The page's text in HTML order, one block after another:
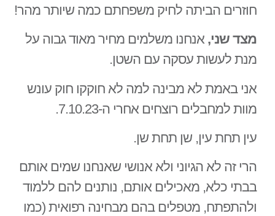
חוזרים הביתה לחיק משפחתם כמה שיותר מהר!
מצד שני,אנחנו משלמים מחיר מאוד גבוה על
מנת לעשות עסקה עם השטן.
אני באמת לא מבינה למה לא חוקקו חוק עונש
מוות למחבלים רוצחים אחרי ה-7.10.23.
עין תחת עין, שן תחת שן.
הרי זה לא הגיוני ולא אנושי שאנחנו שמים אותם
בבתי כלא, מאכילים אותם, נותנים להם ללמוד
ולהתפתח, מטפלים בהם מבחינה רפואית (כמו